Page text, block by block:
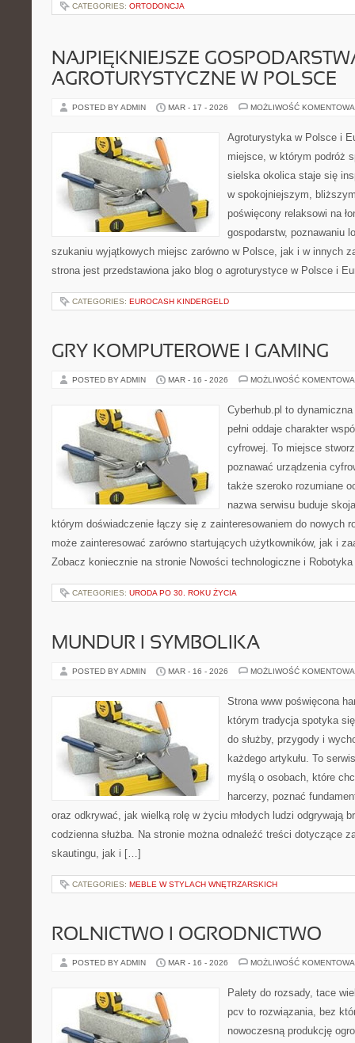
CATEGORIES: ORTODONCJA
NAJPIĘKNIEJSZE
AGROTURYSTYCZNE W POLSCE
POSTED BY ADMIN MAR - 17 - 2026 MOŻLIWOŚĆ
Agroturystyka w Polsce i
miejsce, w którym podróż
sielska okolica staje się
w spokojniejszym,
poświęcony relaksowi na
gospodarstw, poznawaniu
szukaniu wyjątkowych miejsc zarówno w Polsce, jak i w innych
strona jest przedstawiona jako blog o agroturystyce w Polsce i
CATEGORIES: EUROCASH KINDERGELD
GRY KOMPUTEROWE I GAMING
POSTED BY ADMIN MAR - 16 - 2026 MOŻLIWOŚĆ
Cyberhub.pl to
pełni oddaje charakter
cyfrowej. To miejsce
poznawać urządzenia
także szeroko rozumiane
nazwa serwisu buduje
którym doświadczenie łączy się z zainteresowaniem do nowych
może zainteresować zarówno startujących użytkowników, jak i
Zobacz koniecznie na stronie Nowości technologiczne i
CATEGORIES: URODA PO 30. ROKU ŻYCIA
MUNDUR I SYMBOLIKA
POSTED BY ADMIN MAR - 16 - 2026 MOŻLIWOŚĆ
Strona www poświęcona
którym tradycja spotyka
do służby, przygody i
każdego artykułu. To
myślą o osobach, które
harcerzy, poznać
oraz odkrywać, jak wielką rolę w życiu młodych ludzi odgrywają
codzienna służba. Na stronie można odnaleźć treści dotyczące
skautingu, jak i […]
CATEGORIES: MEBLE W STYLACH WNĘTRZARSKICH
ROLNICTWO I OGRODNICTWO
POSTED BY ADMIN MAR - 16 - 2026 MOŻLIWOŚĆ
Palety do rozsady, tace
pcv to rozwiązania, bez
nowoczesną produkcję